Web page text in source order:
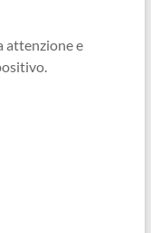
attenzione e